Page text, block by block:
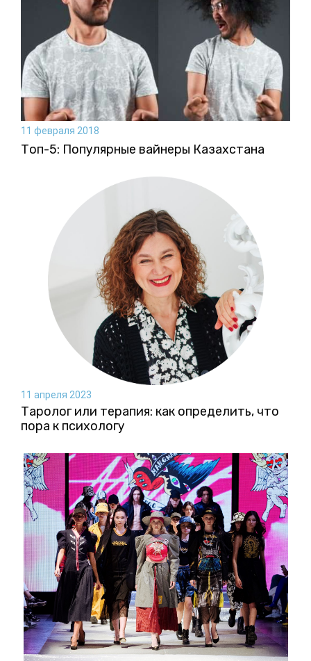
11 февраля 2018
Топ-5: Популярные вайнеры Казахстана
11 апреля 2023
Таролог или терапия: как определить, что
пора к психологу